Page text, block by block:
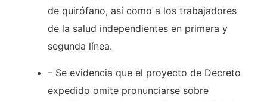
de quirófano, así como a los trabajadores
de la salud independientes en primera y
segunda línea.
– Se evidencia que el proyecto de Decreto
expedido omite pronunciarse sobre